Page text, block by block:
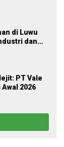
di Luwu
dan
PT Vale
2026